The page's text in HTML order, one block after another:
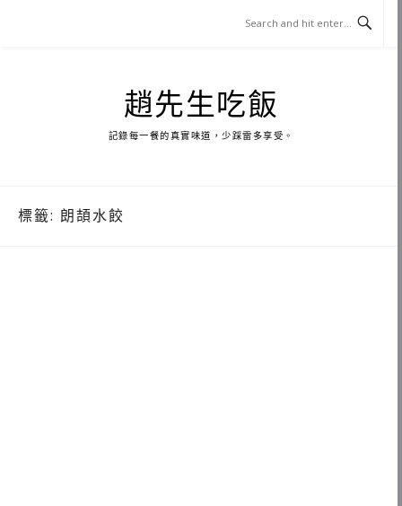
趙先生吃飯
記錄每一餐的真實味道，少踩雷多享受。
標籤: 朗頡水餃